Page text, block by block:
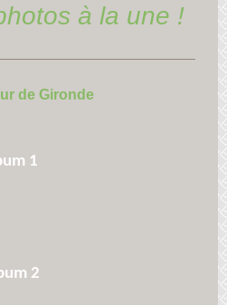
à la une !
de Gironde
1
2